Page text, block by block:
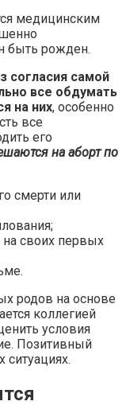
медицинским
быть рожден.
согласия самой
все обдумать
на них, особенно
все
его
на аборт по
смерти или
своих первых
родов на основе
коллегией
условия
Позитивный
ситуациях.